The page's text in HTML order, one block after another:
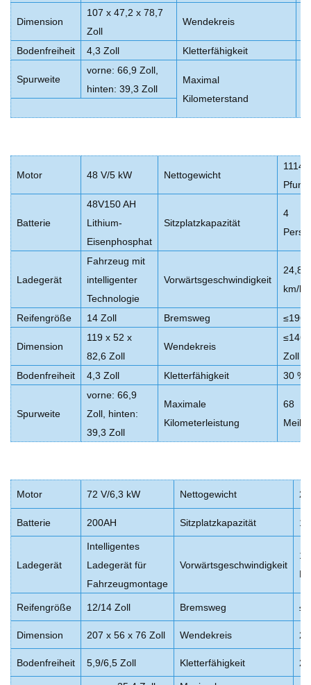
Dimension
107 x 47,2 x 78,7
Zoll
Wendekreis
Bodenfreiheit
4,3 Zoll Kletterfähigkeit
Spurweite
vorne: 66,9 Zoll,
hinten: 39,3 Zoll
Maximal
Kilometerstand
Motor 48 V/5 kW Nettogewicht
1114
Pfund
Batterie
48V150 AH
Lithium-
Eisenphosphat
Sitzplatzkapazität
4
Ladegerät
Fahrzeug mit
intelligenter
Technologie
Vorwärtsgeschwindigkeit
24,85
km/h
Reifengröße 14 Zoll Bremsweg ≤196
Dimension
119 x 52 x
82,6 Zoll
Wendekreis
Zoll
Bodenfreiheit
4,3 Zoll Kletterfähigkeit 30 %
Spurweite
vorne: 66,9
Zoll, hinten:
39,3 Zoll
Maximale
Kilometerleistung
68
Motor 72 V/6,3 kW Nettogewicht
Batterie 200AH Sitzplatzkapazität
Ladegerät
Intelligentes
Ladegerät für
Fahrzeugmontage
Vorwärtsgeschwindigkeit
17
Reifengröße 12/14 Zoll Bremsweg
Dimension 207 x 56 x 76 Zoll Wendekreis
Bodenfreiheit 5,9/6,5 Zoll Kletterfähigkeit